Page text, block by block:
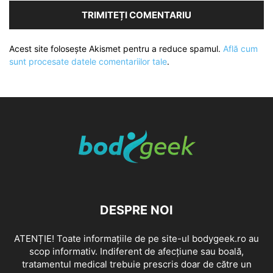
Acest site folosește Akismet pentru a reduce spamul. Află cum
sunt procesate datele comentariilor tale.
DESPRE NOI
ATENȚIE! Toate informațiile de pe site-ul bodygeek.ro au
scop informativ. Indiferent de afecțiune sau boală,
tratamentul medical trebuie prescris doar de către un